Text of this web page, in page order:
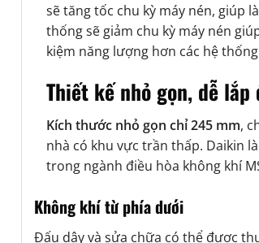
sẽ tăng tốc chu kỳ máy nén, giúp
thống sẽ giảm chu kỳ máy nén
kiệm năng lượng hơn các hệ
Thiết kế nhỏ gọn, dễ lắp
Kích thước nhỏ gọn chỉ 245 mm,
nhà có khu vực trần thấp. Daikin
trong ngành điều hòa không khí
Không khí từ phía dưới
Đấu dây và sửa chữa có thể được